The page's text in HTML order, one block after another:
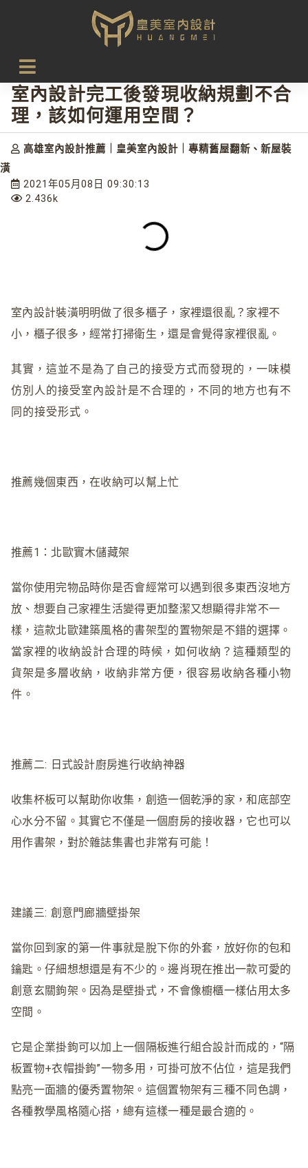
首頁
設計新知
室內設計完工後發現收納規劃不合理，該如何運用空間？
室內設計完工後發現收納規劃不合
理，該如何運用空間？
高雄室內設計推薦｜皇美室內設計｜專精舊屋翻新、新屋裝
潢
2021年05月08日 09:30:13
2.436k
室內設計裝潢明明做了很多櫃子，家裡還很亂？家裡不
小，櫃子很多，經常打掃衛生，還是會覺得家裡很亂。
其實，這並不是為了自己的接受方式而發現的，一味模
仿別人的接受室內設計是不合理的，不同的地方也有不
同的接受形式。
推薦幾個東西，在收納可以幫上忙
推薦1：北歐實木儲藏架
當你使用完物品時你是否會經常可以遇到很多東西沒地方
放、想要自己家裡生活變得更加整潔又想顯得非常不一
樣，這款北歐建築風格的書架型的置物架是不錯的選擇。
當家裡的收納設計合理的時候，如何收納？這種類型的
貨架是多層收納，收納非常方便，很容易收納各種小物
件。
推薦二: 日式設計廚房進行收納神器
收集杯板可以幫助你收集，創造一個乾淨的家，和底部空
心水分不留。其實它不僅是一個廚房的接收器，它也可以
用作書架，對於雜誌集書也非常有可能！
建議三: 創意門廊牆壁掛架
當你回到家的第一件事就是脫下你的外套，放好你的包和
鑰匙。仔細想想還是有不少的。邊肖現在推出一款可愛的
創意玄關鉤架。因為是壁掛式，不會像櫥櫃一樣佔用太多
空間。
它是企業掛鉤可以加上一個隔板進行組合設計而成的，“隔
板置物+衣帽掛鉤”一物多用，可掛可放不佔位，這是我們
點亮一面牆的優秀置物架。這個置物架有三種不同色調，
各種教學風格隨心搭，總有這樣一種是最合適的。